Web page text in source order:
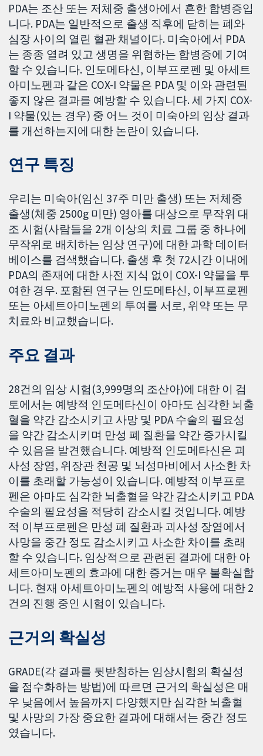
PDA는 조산 또는 저체중 출생아에서 흔한 합병증입
니다. PDA는 일반적으로 출생 직후에 닫히는 폐와
심장 사이의 열린 혈관 채널이다. 미숙아에서 PDA
는 종종 열려 있고 생명을 위협하는 합병증에 기여
할 수 있습니다. 인도메타신, 이부프로펜 및 아세트
아미노펜과 같은 COX-I 약물은 PDA 및 이와 관련된
좋지 않은 결과를 예방할 수 있습니다. 세 가지 COX-
I 약물(있는 경우) 중 어느 것이 미숙아의 임상 결과
를 개선하는지에 대한 논란이 있습니다.
연구 특징
우리는 미숙아(임신 37주 미만 출생) 또는 저체중
출생(체중 2500g 미만) 영아를 대상으로 무작위 대
조 시험(사람들을 2개 이상의 치료 그룹 중 하나에
무작위로 배치하는 임상 연구)에 대한 과학 데이터
베이스를 검색했습니다. 출생 후 첫 72시간 이내에
PDA의 존재에 대한 사전 지식 없이 COX-I 약물을 투
여한 경우. 포함된 연구는 인도메타신, 이부프로펜
또는 아세트아미노펜의 투여를 서로, 위약 또는 무
치료와 비교했습니다.
주요 결과
28건의 임상 시험(3,999명의 조산아)에 대한 이 검
토에서는 예방적 인도메타신이 아마도 심각한 뇌출
혈을 약간 감소시키고 사망 및 PDA 수술의 필요성
을 약간 감소시키며 만성 폐 질환을 약간 증가시킬
수 있음을 발견했습니다. 예방적 인도메타신은 괴
사성 장염, 위장관 천공 및 뇌성마비에서 사소한 차
이를 초래할 가능성이 있습니다. 예방적 이부프로
펜은 아마도 심각한 뇌출혈을 약간 감소시키고 PDA
수술의 필요성을 적당히 감소시킬 것입니다. 예방
적 이부프로펜은 만성 폐 질환과 괴사성 장염에서
사망을 중간 정도 감소시키고 사소한 차이를 초래
할 수 있습니다. 임상적으로 관련된 결과에 대한 아
세트아미노펜의 효과에 대한 증거는 매우 불확실합
니다. 현재 아세트아미노펜의 예방적 사용에 대한 2
건의 진행 중인 시험이 있습니다.
근거의 확실성
GRADE(각 결과를 뒷받침하는 임상시험의 확실성
을 점수화하는 방법)에 따르면 근거의 확실성은 매
우 낮음에서 높음까지 다양했지만 심각한 뇌출혈
및 사망의 가장 중요한 결과에 대해서는 중간 정도
였습니다.